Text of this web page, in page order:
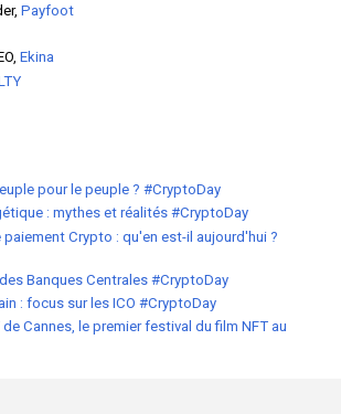
Payfoot
Ekina
pour le peuple ? #CryptoDay
: mythes et réalités #CryptoDay
Crypto : qu'en est-il aujourd'hui ?
Banques Centrales #CryptoDay
: focus sur les ICO #CryptoDay
Cannes, le premier festival du film NFT au